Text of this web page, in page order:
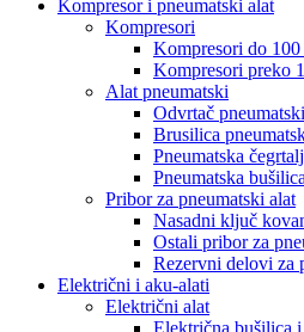
Kompresor i pneumatski alat
Kompresori
Kompresori do 100
Kompresori preko
Alat pneumatski
Odvrtač pneumatski
Brusilica
Pneumatska
Pneumatska
Pribor za pneumatski alat
Nasadni ključ
Ostali pribor za
Rezervni delovi za
Električni i aku-alati
Električni alat
Električna bušilica